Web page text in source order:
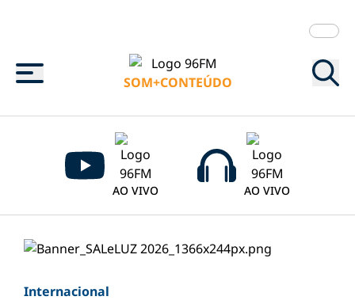
Menu
SOM+CONTEÚDO
AO VIVO AO VIVO
Internacional